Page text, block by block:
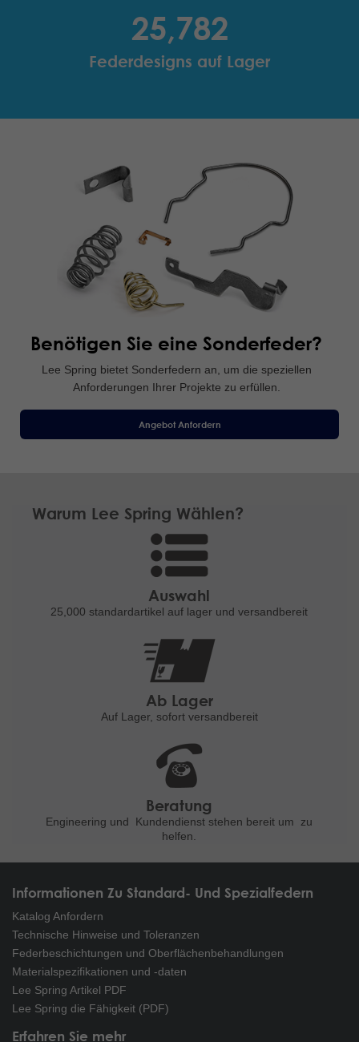
25,782
Federdesigns auf Lager
Benötigen Sie eine Sonderfeder?
Lee Spring bietet Sonderfedern an, um die speziellen
Anforderungen Ihrer Projekte zu erfüllen.
Angebot Anfordern
Warum Lee Spring Wählen?
Auswahl
25,000 standardartikel auf lager und versandbereit
Ab Lager
Auf Lager, sofort versandbereit
Beratung
Engineering und Kundendienst stehen bereit um zu
helfen.
Informationen Zu Standard- Und Spezialfedern
Katalog Anfordern
Technische Hinweise und Toleranzen
Federbeschichtungen und Oberflächenbehandlungen
Materialspezifikationen und -daten
Lee Spring Artikel PDF
Lee Spring die Fähigkeit (PDF)
Erfahren Sie mehr